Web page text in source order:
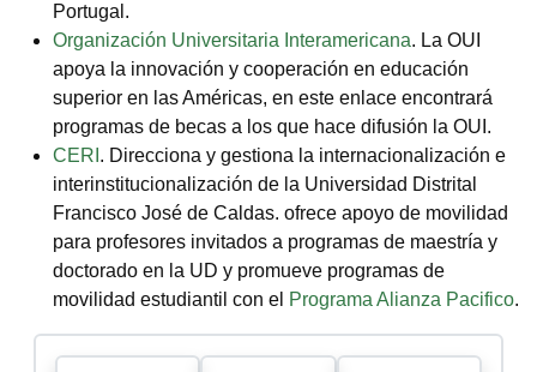
Portugal.
Organización Universitaria Interamericana. La OUI
apoya la innovación y cooperación en educación
superior en las Américas, en este enlace encontrará
programas de becas a los que hace difusión la OUI.
CERI . Direcciona y gestiona la internacionalización e
interinstitucionalización de la Universidad Distrital
Francisco José de Caldas. ofrece apoyo de movilidad
para profesores invitados a programas de maestría y
doctorado en la UD y promueve programas de
movilidad estudiantil con el Programa Alianza Pacifico.